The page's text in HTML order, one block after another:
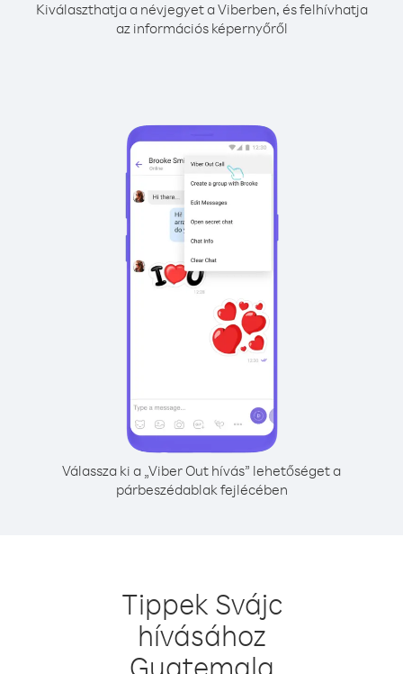
Kiválaszthatja a névjegyet a Viberben, és felhívhatja
az információs képernyőről
Válassza ki a „Viber Out hívás” lehetőséget a
párbeszédablak fejlécében
Tippek Svájc
hívásához
Guatemala